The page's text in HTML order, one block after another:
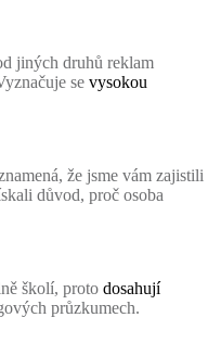
jiných druhů reklam
se vysokou
že jsme vám zajistili
důvod, proč osoba
školí, proto dosahují
průzkumech.